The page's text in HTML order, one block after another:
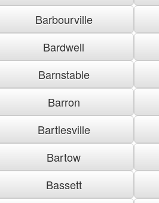
Barbourville
Bardwell
Barnstable
Barron
Bartlesville
Bartow
Bassett